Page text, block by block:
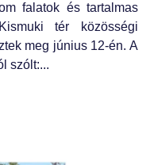
falatok és tartalmas
tér közösségi
meg június 12-én. A
szólt:...